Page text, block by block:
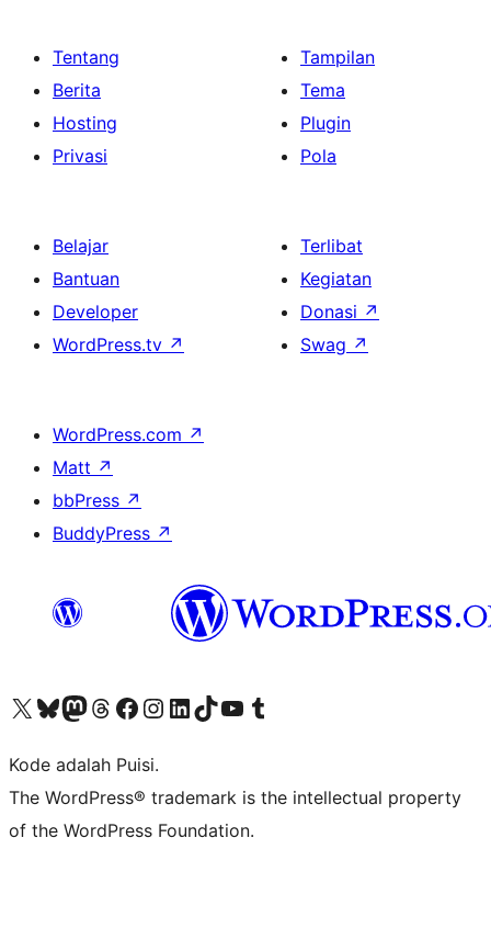
Tentang
Berita
Hosting
Privasi
Tampilan
Tema
Plugin
Pola
Belajar
Bantuan
Developer
WordPress.tv ↗
Terlibat
Kegiatan
Donasi ↗
Swag ↗
WordPress.com ↗
Matt ↗
bbPress ↗
BuddyPress ↗
Kunjungi akun X (sebelumnya Twitter) kamiVisit our Bluesky account
Kunjungi akun Mastodon kami
Visit our Threads account
Kunjungi halaman Facebook kamiKunjungi akun Instagram kamiKunjungi akun LinkedIn kami
Visit our TikTok account
Kunjungi channel YouTube kamiVisit our Tumblr account
Kode adalah Puisi.
The WordPress® trademark is the intellectual property
of the WordPress Foundation.